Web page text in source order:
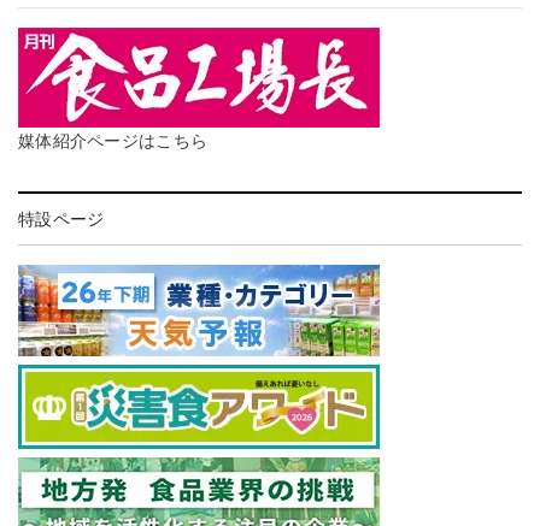
媒体紹介ページはこちら
特設ページ